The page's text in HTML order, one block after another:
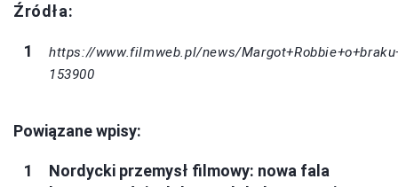
Źródła:
https://www.filmweb.pl/news/
153900
Powiązane wpisy:
Nordycki przemysł filmowy: nowa fala